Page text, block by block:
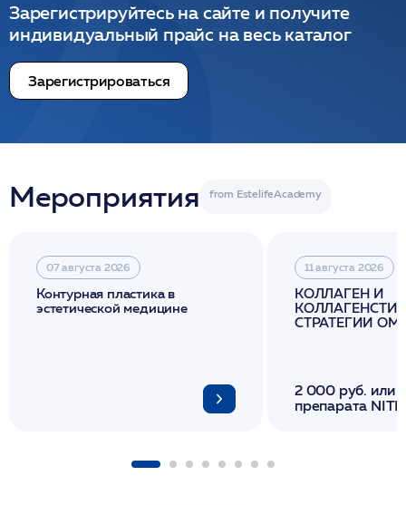
Зарегистрируйтесь на сайте и получите
индивидуальный прайс на весь каталог
Зарегистрироваться
Мероприятия
07 августа 2026
Контурная пластика в
эстетической медицине
11 августа 2026
КОЛЛАГЕН И
СТРАТЕГИИ
2 000 руб. или
препарата